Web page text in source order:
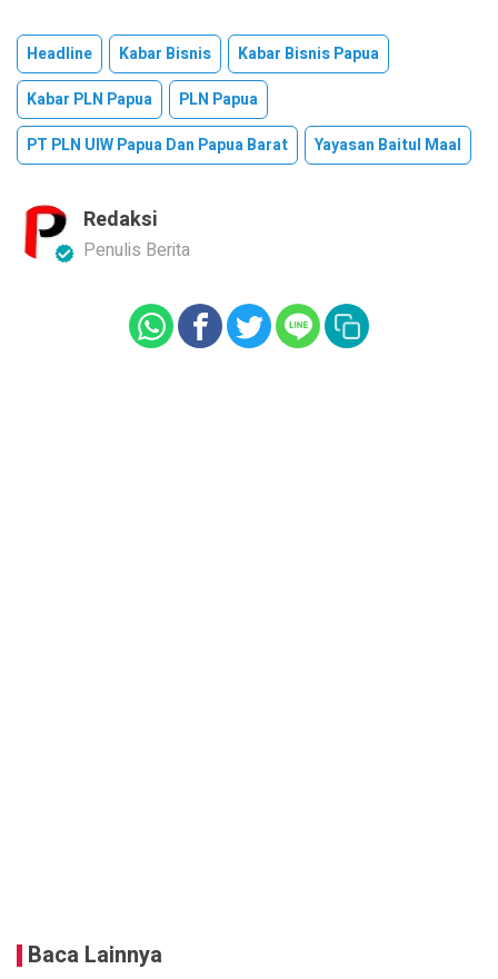
Headline Kabar Bisnis
Kabar Bisnis Papua
Kabar PLN Papua
PLN Papua
PT PLN UIW Papua Dan Papua Barat
Yayasan Baitul Maal
Redaksi
Penulis Berita
Baca Lainnya